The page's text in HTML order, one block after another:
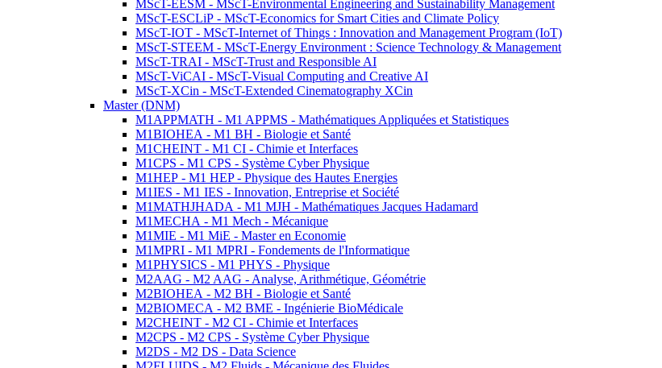
MScT-EESM - MScT-Environmental Engineering and Sustainability Management
MScT-ESCLiP - MScT-Economics for Smart Cities and Climate Policy
MScT-IOT - MScT-Internet of Things : Innovation and Management Program (IoT)
MScT-STEEM - MScT-Energy Environment : Science Technology & Management
MScT-TRAI - MScT-Trust and Responsible AI
MScT-ViCAI - MScT-Visual Computing and Creative AI
MScT-XCin - MScT-Extended Cinematography XCin
Master (DNM)
M1APPMATH - M1 APPMS - Mathématiques Appliquées et Statistiques
M1BIOHEA - M1 BH - Biologie et Santé
M1CHEINT - M1 CI - Chimie et Interfaces
M1CPS - M1 CPS - Système Cyber Physique
M1HEP - M1 HEP - Physique des Hautes Energies
M1IES - M1 IES - Innovation, Entreprise et Société
M1MATHJHADA - M1 MJH - Mathématiques Jacques Hadamard
M1MECHA - M1 Mech - Mécanique
M1MIE - M1 MiE - Master en Economie
M1MPRI - M1 MPRI - Fondements de l'Informatique
M1PHYSICS - M1 PHYS - Physique
M2AAG - M2 AAG - Analyse, Arithmétique, Géométrie
M2BIOHEA - M2 BH - Biologie et Santé
M2BIOMECA - M2 BME - Ingénierie BioMédicale
M2CHEINT - M2 CI - Chimie et Interfaces
M2CPS - M2 CPS - Système Cyber Physique
M2DS - M2 DS - Data Science